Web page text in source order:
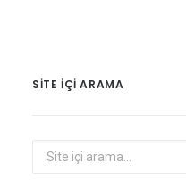
SITE IÇI ARAMA